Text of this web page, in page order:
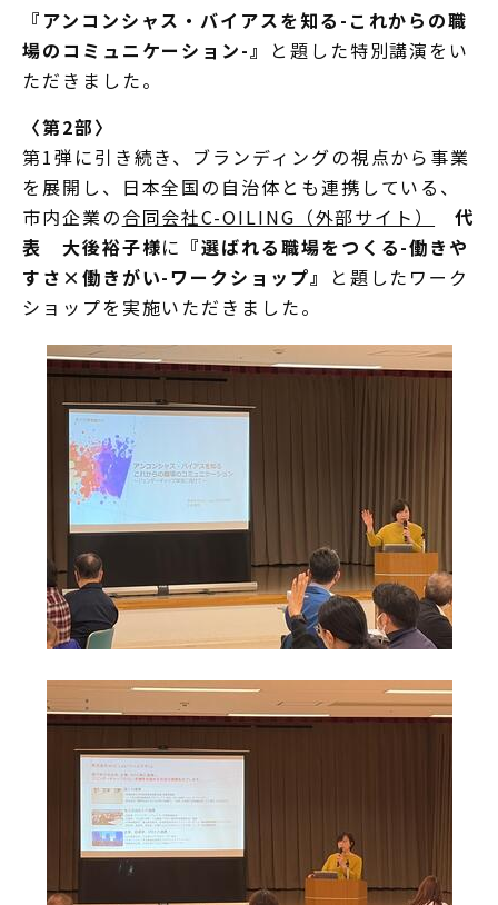
『アンコンシャス・バイアスを知る-これからの職
場のコミュニケーション-』
と題した特別講演をい
ただきました。
〈第2部〉
第1弾に引き続き、ブランディングの視点から事業
を展開し、日本全国の自治体とも連携している、
市内企業の合同会社C-OILING（外部サイト）
代
表 大後裕子様に 『選ばれる職場をつくる-働きや
すさ×働きがい-ワークショップ』
と題したワーク
ショップを実施いただきました。